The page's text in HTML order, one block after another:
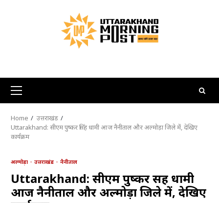
Primary
Menu
Home
उत्तराखंड
Uttarakhand: सीएम पुष्कर सिंह धामी आज नैनीताल और अल्मोड़ा जिले में, देखिए
कार्यक्रम
अल्मोड़ा उत्तराखंड नैनीताल
Uttarakhand: सीएम पुष्कर सिंह धामी
आज नैनीताल और अल्मोड़ा जिले में, देखिए